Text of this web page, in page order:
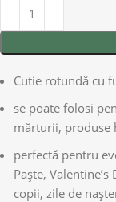
Cutie rotundă cu
se poate folosi
mărturii, produse
perfectă pentru
Paște,
copii, zile de